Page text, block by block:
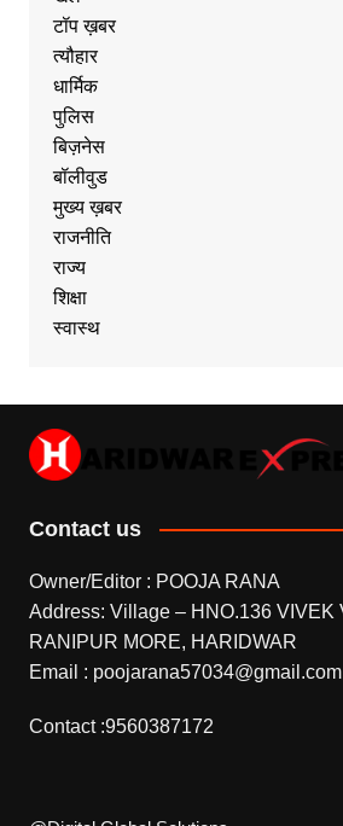
टॉप ख़बर
त्यौहार
धार्मिक
पुलिस
बिज़नेस
बॉलीवुड
मुख्य ख़बर
राजनीति
राज्य
शिक्षा
स्वास्थ
Contact us
Owner/Editor : POOJA RANA
Address: Village – HNO.136 VIVEK
RANIPUR MORE, HARIDWAR
Email : poojarana57034@gmail.com
Contact :9560387172